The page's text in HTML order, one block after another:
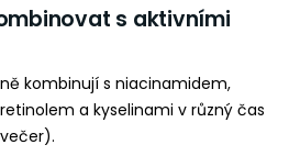
s aktivními
kombinují s niacinamidem,
a kyselinami v různý čas